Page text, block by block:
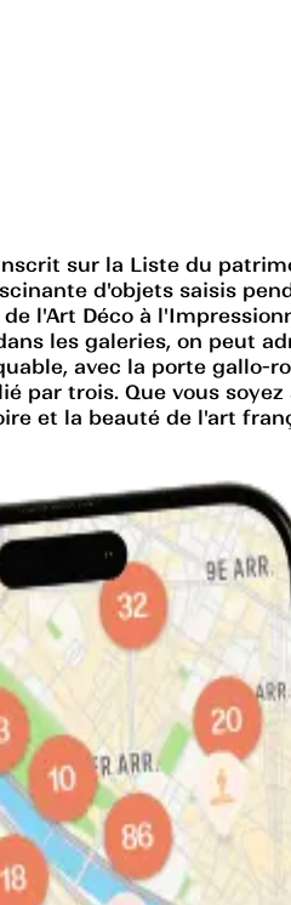
sur la Liste du
d'objets saisis
l'Art Déco à
les galeries, on peut
avec la porte gallo-
par trois. Que vous
et la beauté de l'art